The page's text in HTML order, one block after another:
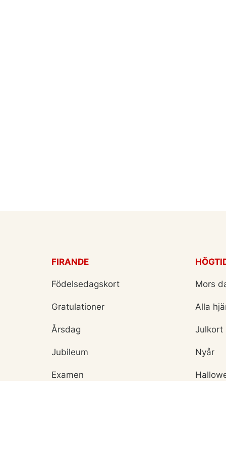
FIRANDE
Födelsedagskort
Gratulationer
Årsdag
Jubileum
Examen
Mors
Alla
Julkort
Nyår